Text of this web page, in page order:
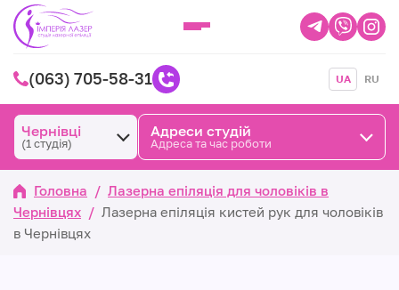
(063) 705-58-31 UA RU
Чернівці
(1 студія)
Адреси студій
Адреса та час роботи
Головна / Лазерна епіляція для чоловіків в
Чернівцях / Лазерна епіляція кистей рук для чоловіків
в Чернівцях